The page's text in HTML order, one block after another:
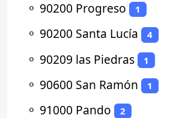
⚬ 90200 Progreso 1
⚬ 90200 Santa Lucía 4
⚬ 90209 las Piedras 1
⚬ 90600 San Ramón 1
⚬ 91000 Pando 2